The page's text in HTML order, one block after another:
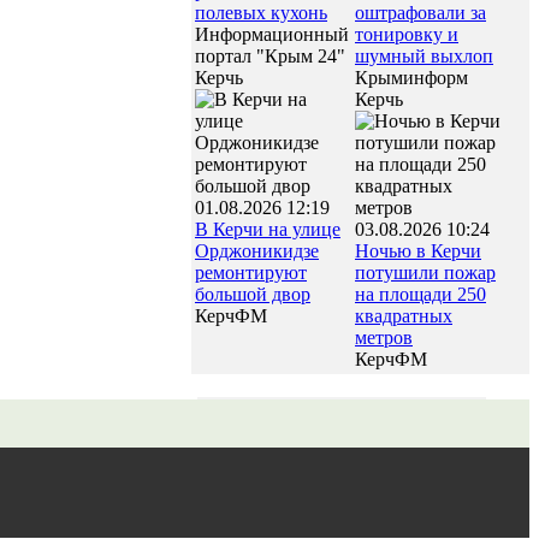
полевых кухонь
Информационный
портал "Крым 24"
Керчь
01.08.2026 12:19
В Керчи на улице
Орджоникидзе
ремонтируют
большой двор
КерчФМ
оштрафовали за
тонировку и
шумный выхлоп
Крыминформ
Керчь
03.08.2026 10:24
Ночью в Керчи
потушили пожар
на площади 250
квадратных
метров
КерчФМ